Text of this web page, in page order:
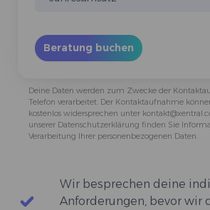
Wir besprechen deine
Anforderungen, bevor wir
Deine Daten werden zum Zwecke der
Telefon verarbeitet. Der Kontaktaufnahme
kostenlos widersprechen unter
unserer Datenschutzerklärung finden Sie
Verarbeitung Ihrer personenbezogenen Daten.